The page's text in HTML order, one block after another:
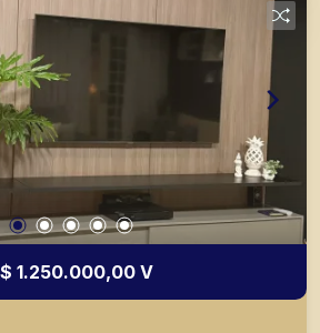
1.250.000,00 V